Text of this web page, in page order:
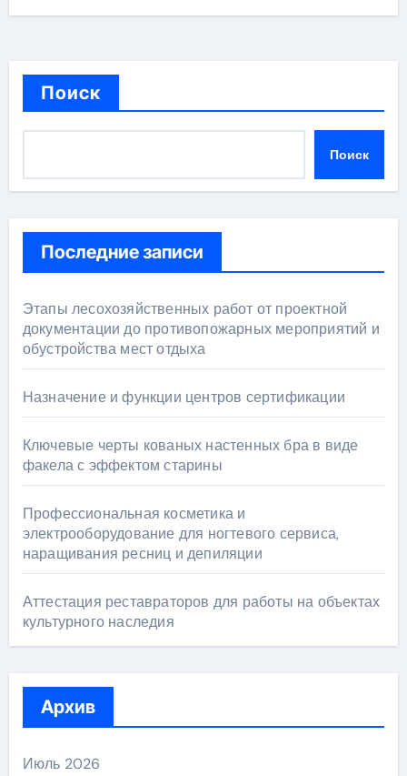
Поиск
Поиск
Последние записи
Этапы лесохозяйственных работ от проектной
документации до противопожарных мероприятий и
обустройства мест отдыха
Назначение и функции центров сертификации
Ключевые черты кованых настенных бра в виде
факела с эффектом старины
Профессиональная косметика и
электрооборудование для ногтевого сервиса,
наращивания ресниц и депиляции
Аттестация реставраторов для работы на объектах
культурного наследия
Архив
Июль 2026